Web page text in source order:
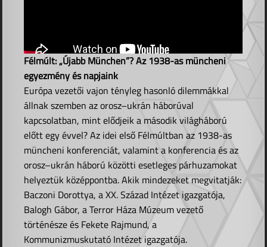
Félmúlt: „Újabb München”? Az 1938-as müncheni
egyezmény és napjaink
Európa vezetői vajon tényleg hasonló dilemmákkal
állnak szemben az orosz–ukrán háborúval
kapcsolatban, mint elődjeik a második világháború
előtt egy évvel? Az idei első Félmúltban az 1938-as
müncheni konferenciát, valamint a konferencia és az
orosz–ukrán háború közötti esetleges párhuzamokat
helyeztük középpontba. Akik mindezeket megvitatják:
Baczoni Dorottya, a XX. Század Intézet igazgatója,
Balogh Gábor, a Terror Háza Múzeum vezető
történésze és Fekete Rajmund, a
Kommunizmuskutató Intézet igazgatója.